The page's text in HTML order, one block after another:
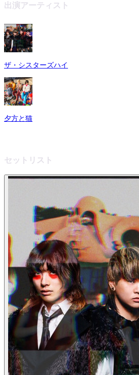
出演アーティスト
ザ・シスターズハイ
夕方と猫
セットリスト